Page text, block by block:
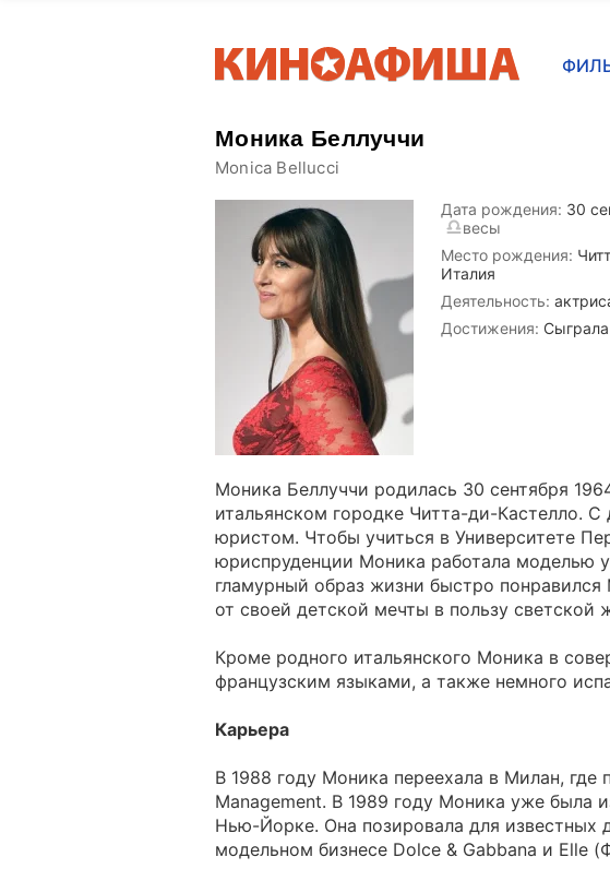
Моника Беллуччи
Monica Bellucci
Дата рождения: 30
весы
Место рождения:
Италия
Деятельность:
Достижения:
Моника Беллуччи родилась 30 сентября
итальянском городке Читта-ди-Кастелло. С
юристом. Чтобы учиться в Университете
юриспруденции Моника работала моделью
гламурный образ жизни быстро
от своей детской мечты в пользу светской
Кроме родного итальянского Моника в
французским языками, а также немного
Карьера
В 1988 году Моника переехала в Милан, где
Management. В 1989 году Моника уже была
Нью-Йорке. Она позировала для известных
модельном бизнесе Dolce & Gabbana и Elle